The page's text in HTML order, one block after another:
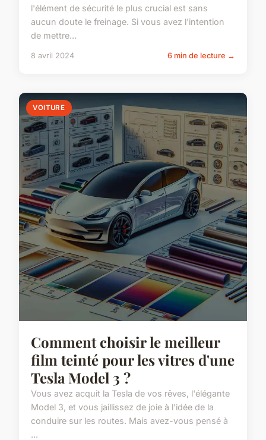
l'élément de sécurité le plus crucial est sans
aucun doute le freinage. Si vous avez l'intention
de mettre...
8 avril 2024 6 min de lecture →
VOITURE
Comment choisir le meilleur
film teinté pour les vitres d'une
Tesla Model 3 ?
Vous avez acquit la Tesla de vos rêves, l'élégante
Model 3, et vous jaillissez de joie à l'idée de la
conduire sur les routes. Mais avez-vous pensé à
...